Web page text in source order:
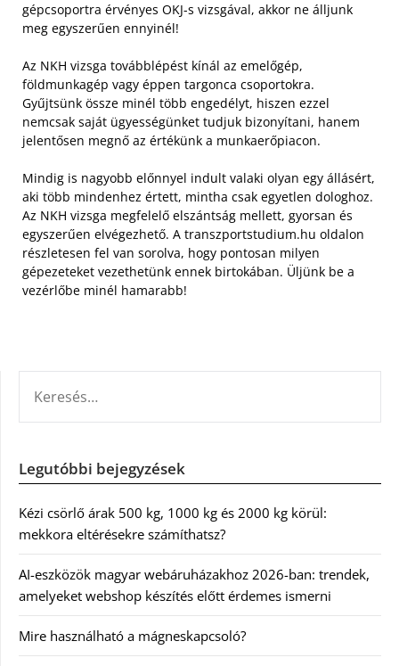
gépcsoportra érvényes OKJ-s vizsgával, akkor ne álljunk
meg egyszerűen ennyinél!
Az NKH vizsga továbblépést kínál az emelőgép,
földmunkagép vagy éppen targonca csoportokra.
Gyűjtsünk össze minél több engedélyt, hiszen ezzel
nemcsak saját ügyességünket tudjuk bizonyítani, hanem
jelentősen megnő az értékünk a munkaerőpiacon.
Mindig is nagyobb előnnyel indult valaki olyan egy állásért,
aki több mindenhez értett, mintha csak egyetlen dologhoz.
Az NKH vizsga megfelelő elszántság mellett, gyorsan és
egyszerűen elvégezhető. A transzportstudium.hu oldalon
részletesen fel van sorolva, hogy pontosan milyen
gépezeteket vezethetünk ennek birtokában. Üljünk be a
vezérlőbe minél hamarabb!
Legutóbbi bejegyzések
Kézi csörlő árak 500 kg, 1000 kg és 2000 kg körül:
mekkora eltérésekre számíthatsz?
AI-eszközök magyar webáruházakhoz 2026-ban: trendek,
amelyeket webshop készítés előtt érdemes ismerni
Mire használható a mágneskapcsoló?